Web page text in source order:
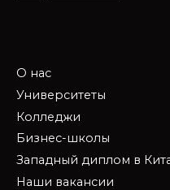
О нас
Университеты
Колледжи
Бизнес-школы
Западный диплом в
Наши вакансии